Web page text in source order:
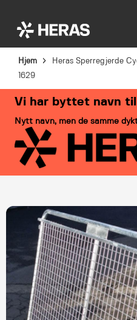
Hjem
Heras Sperregjerde
1629
Vi har byttet navn til
Nytt navn, men de samme